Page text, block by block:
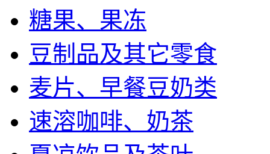
糖果、果冻
豆制品及其它零食
麦片、早餐豆奶类
速溶咖啡、奶茶